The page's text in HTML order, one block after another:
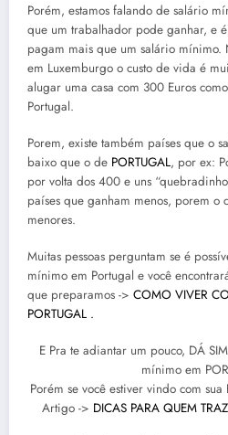
Porém, estamos falando de salário
que um trabalhador pode ganhar, e
pagam mais que um salário mínimo.
em Luxemburgo o custo de vida é
alugar uma casa com 300 Euros
Portugal.
Porem, existe também países que o
baixo que o de PORTUGAL, por ex:
por volta dos 400 e uns
países que ganham menos, porem o
menores.
Muitas pessoas perguntam se é
mínimo em Portugal e você
que preparamos -> COMO VIVER
PORTUGAL .
E Pra te adiantar um pouco, DÁ
mínimo em
Porém se você estiver vindo com
Artigo -> DICAS PARA QUEM